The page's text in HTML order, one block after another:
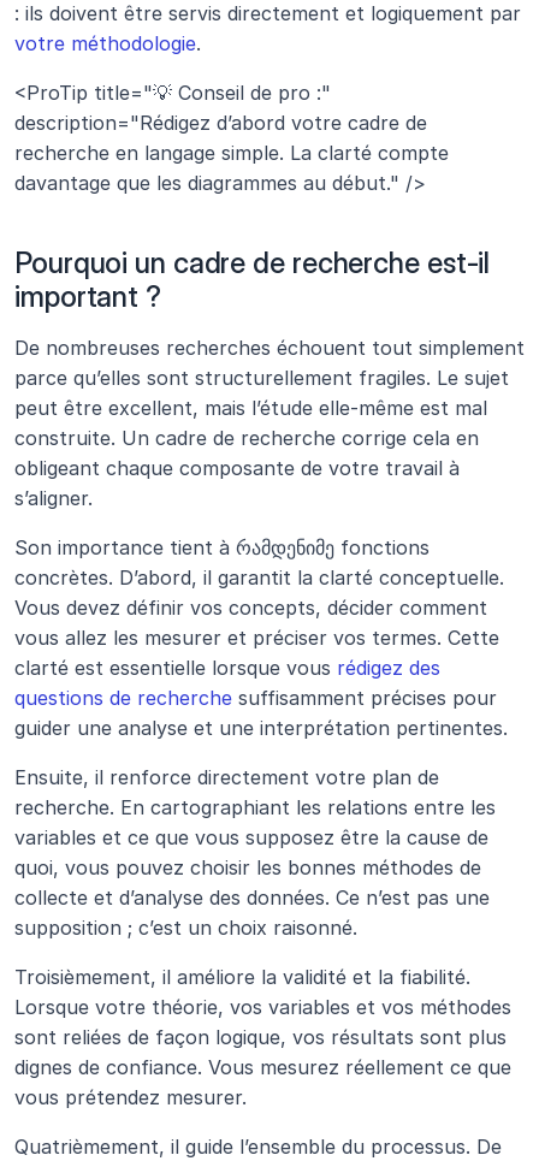
votre méthodologie.
<ProTip title="💡 Conseil de pro :"
description="Rédigez d’abord votre cadre de
recherche en langage simple. La clarté compte
davantage que les diagrammes au début." />
Pourquoi un cadre de recherche est-il
important ?
De nombreuses recherches échouent tout simplement
parce qu’elles sont structurellement fragiles. Le sujet
peut être excellent, mais l’étude elle-même est mal
construite. Un cadre de recherche corrige cela en
obligeant chaque composante de votre travail à
s’aligner.
Son importance tient à რამდენიმე fonctions
concrètes. D’abord, il garantit la clarté conceptuelle.
Vous devez définir vos concepts, décider comment
vous allez les mesurer et préciser vos termes. Cette
clarté est essentielle lorsque vous rédigez des
questions de recherche suffisamment précises pour
guider une analyse et une interprétation pertinentes.
Ensuite, il renforce directement votre plan de
recherche. En cartographiant les relations entre les
variables et ce que vous supposez être la cause de
quoi, vous pouvez choisir les bonnes méthodes de
collecte et d’analyse des données. Ce n’est pas une
supposition ; c’est un choix raisonné.
Troisièmement, il améliore la validité et la fiabilité.
Lorsque votre théorie, vos variables et vos méthodes
sont reliées de façon logique, vos résultats sont plus
dignes de confiance. Vous mesurez réellement ce que
vous prétendez mesurer.
Quatrièmement, il guide l’ensemble du processus. De